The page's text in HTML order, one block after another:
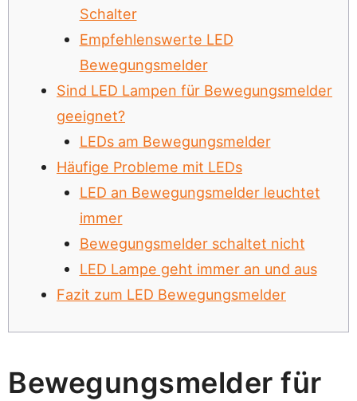
Schalter
Empfehlenswerte LED
Bewegungsmelder
Sind LED Lampen für Bewegungsmelder
geeignet?
LEDs am Bewegungsmelder
Häufige Probleme mit LEDs
LED an Bewegungsmelder leuchtet
immer
Bewegungsmelder schaltet nicht
LED Lampe geht immer an und aus
Fazit zum LED Bewegungsmelder
Bewegungsmelder für